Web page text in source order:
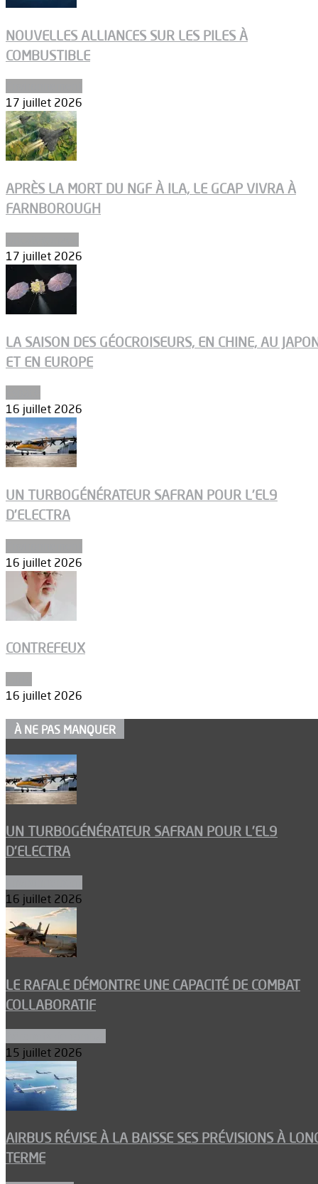
NOUVELLES ALLIANCES SUR LES PILES À
COMBUSTIBLE
17 juillet 2026
APRÈS LA MORT DU NGF À ILA, LE GCAP VIVRA À
FARNBOROUGH
17 juillet 2026
LA SAISON DES GÉOCROISEURS, EN CHINE, AU
ET EN EUROPE
16 juillet 2026
UN TURBOGÉNÉRATEUR SAFRAN POUR L’EL9
D’ELECTRA
16 juillet 2026
CONTREFEUX
16 juillet 2026
À NE PAS MANQUER
UN TURBOGÉNÉRATEUR SAFRAN POUR L’EL9
D’ELECTRA
16 juillet 2026
LE RAFALE DÉMONTRE UNE CAPACITÉ DE COMBAT
COLLABORATIF
15 juillet 2026
AIRBUS RÉVISE À LA BAISSE SES PRÉVISIONS À
TERME